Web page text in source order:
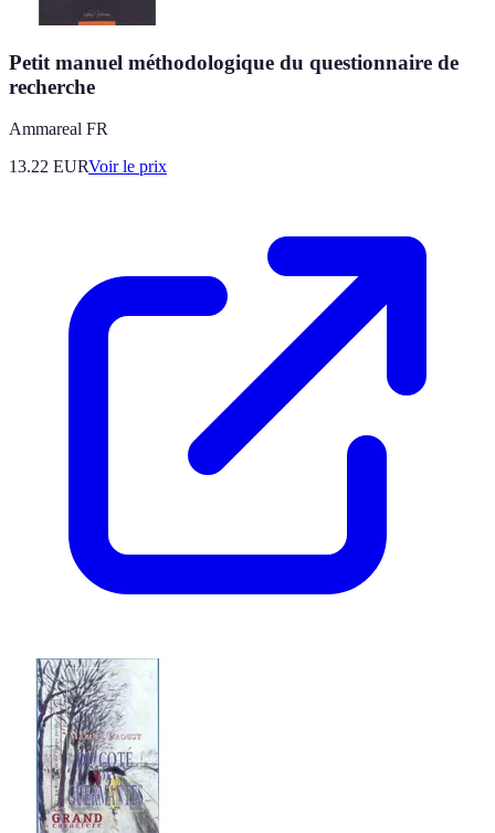
Petit manuel méthodologique du questionnaire de
recherche
Ammareal FR
13.22 EURVoir le prix